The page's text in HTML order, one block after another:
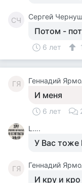
СЧ Сергей
Потом -
6 лет
ГЯ Геннадий
И меня
6 лет
L….
У Вас тоже
ГЯ Геннадий
И кру и кро